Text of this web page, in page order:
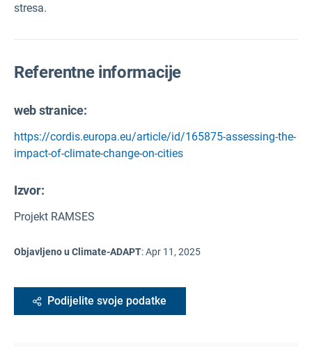
stresa.
Referentne informacije
web stranice:
https://cordis.europa.eu/article/id/165875-assessing-the-
impact-of-climate-change-on-cities
Izvor:
Projekt RAMSES
Objavljeno u Climate-ADAPT:Apr 11, 2025
Podijelite svoje podatke